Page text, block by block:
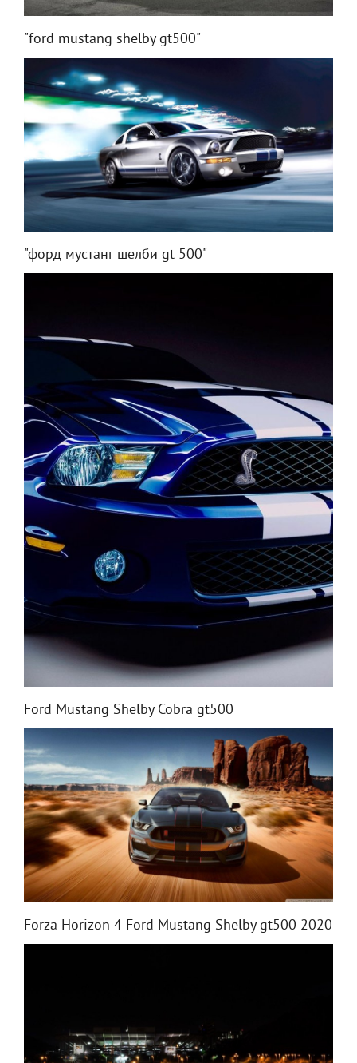
"ford mustang shelby gt500"
"форд мустанг шелби gt 500"
Ford Mustang Shelby Cobra gt500
Forza Horizon 4 Ford Mustang Shelby gt500 2020